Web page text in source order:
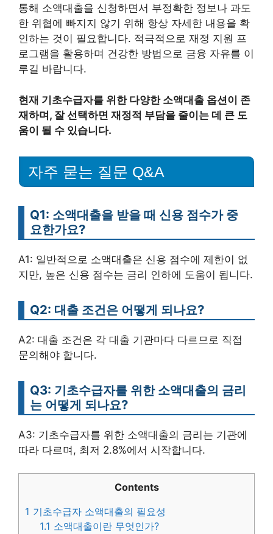
통해 소액대출을 신청하면서 부정확한 정보나 과도
한 위협에 빠지지 않기 위해 항상 자세한 내용을 확
인하는 것이 필요합니다. 적극적으로 재정 지원 프
로그램을 활용하며 건강한 방법으로 금융 자유를 이
루길 바랍니다.
현재 기초수급자를 위한 다양한 소액대출 옵션이 존
재하며, 잘 선택하면 재정적 부담을 줄이는 데 큰 도
움이 될 수 있습니다.
자주 묻는 질문 Q&A
Q1: 소액대출을 받을 때 신용 점수가 중
요한가요?
A1: 일반적으로 소액대출은 신용 점수에 제한이 없
지만, 높은 신용 점수는 금리 인하에 도움이 됩니다.
Q2: 대출 조건은 어떻게 되나요?
A2: 대출 조건은 각 대출 기관마다 다르므로 직접
문의해야 합니다.
Q3: 기초수급자를 위한 소액대출의 금리
는 어떻게 되나요?
A3: 기초수급자를 위한 소액대출의 금리는 기관에
따라 다르며, 최저 2.8%에서 시작합니다.
Contents
1 기초수급자 소액대출의 필요성
1.1 소액대출이란 무엇인가?